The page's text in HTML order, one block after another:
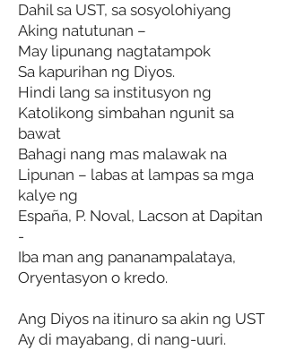
Dahil sa UST, sa sosyolohiyang
Aking natutunan –
May lipunang nagtatampok
Sa kapurihan ng Diyos.
Hindi lang sa institusyon ng
Katolikong simbahan ngunit sa
bawat
Bahagi nang mas malawak na
Lipunan – labas at lampas sa mga
kalye ng
España, P. Noval, Lacson at Dapitan
-
Iba man ang pananampalataya,
Oryentasyon o kredo.
Ang Diyos na itinuro sa akin ng UST
Ay di mayabang, di nang-uuri.